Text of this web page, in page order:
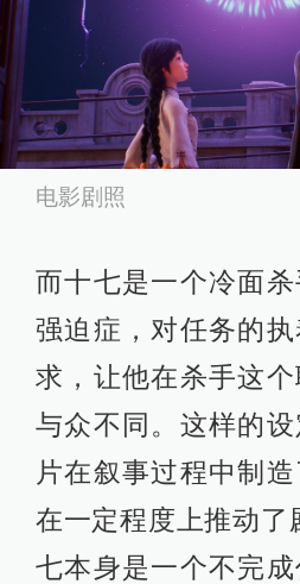
电影剧照
而十七是一个冷面
强迫症，对任务的
求，让他在杀手这
与众不同。这样的
片在叙事过程中制
在一定程度上推动了
七本身是一个不完